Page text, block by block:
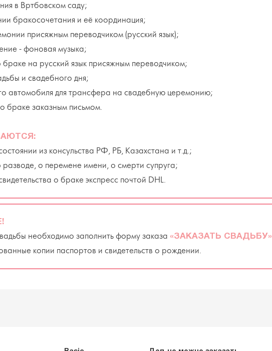
в Вртбовском саду;
бракосочетания и её координация;
присяжным переводчиком (русский язык);
- фоновая музыка;
браке на русский язык присяжным переводчиком;
и свадебного дня;
автомобиля для трансфера на свадебную церемонию;
браке заказным письмом.
из консульства РФ, РБ, Казахстана и т.д.;
разводе, о перемене имени, о смерти супруга;
о браке экспресс почтой DHL.
необходимо заполнить форму заказа «ЗАКАЗАТЬ СВАДЬБУ»
копии паспортов и свидетельств о рождении.